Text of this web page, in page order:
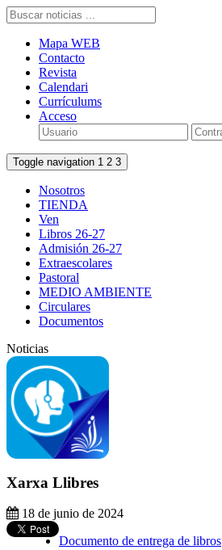
Mapa WEB
Contacto
Revista
Calendari
Currículums
Acceso
Toggle navigation 1 2 3
Nosotros
TIENDA
Ven
Libros 26-27
Admisión 26-27
Extraescolares
Pastoral
MEDIO AMBIENTE
Circulares
Documentos
Noticias
Xarxa Llibres
18 de junio de 2024
Documento de entrega de libros